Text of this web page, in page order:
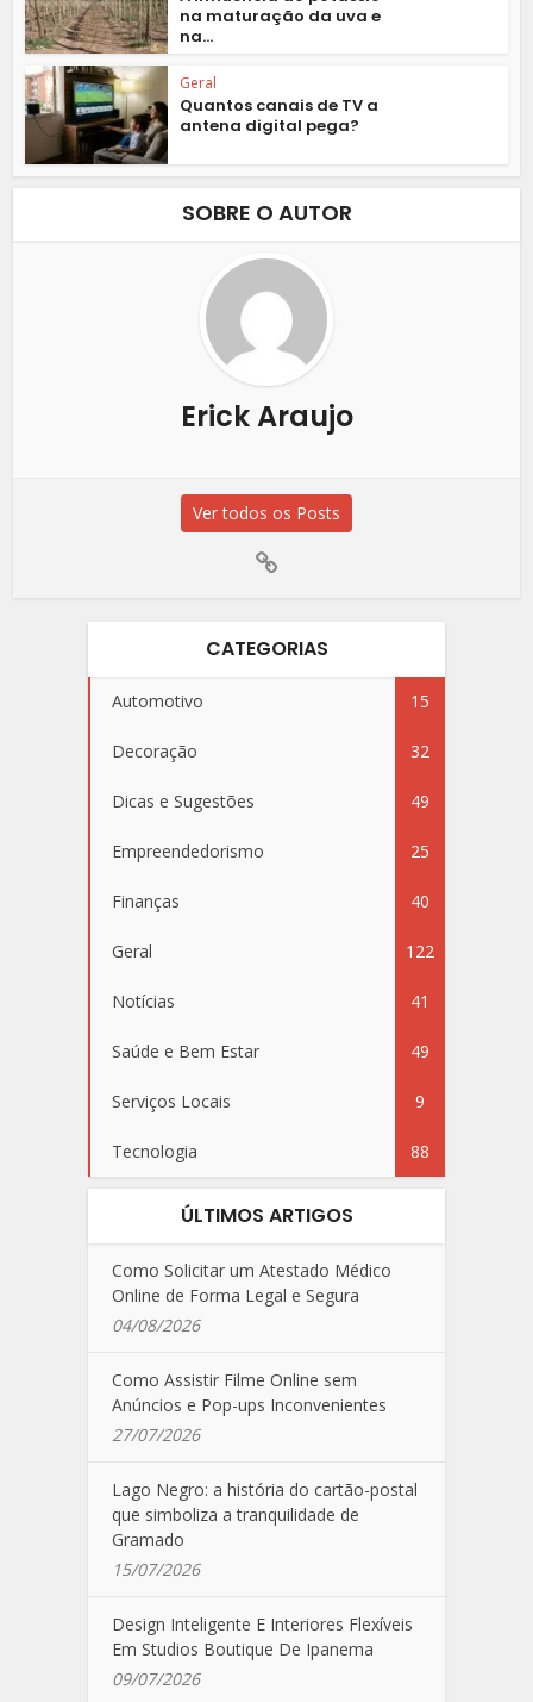
na maturação da uva e
na...
Geral
Quantos canais de TV a
antena digital pega?
SOBRE O AUTOR
Erick Araujo
Ver todos os Posts
CATEGORIAS
Automotivo 15
Decoração 32
Dicas e Sugestões 49
Empreendedorismo 25
Finanças 40
Geral 122
Notícias 41
Saúde e Bem Estar 49
Serviços Locais 9
Tecnologia 88
ÚLTIMOS ARTIGOS
Como Solicitar um Atestado Médico
Online de Forma Legal e Segura
04/08/2026
Como Assistir Filme Online sem
Anúncios e Pop-ups Inconvenientes
27/07/2026
Lago Negro: a história do cartão-postal
que simboliza a tranquilidade de
Gramado
15/07/2026
Design Inteligente E Interiores Flexíveis
Em Studios Boutique De Ipanema
09/07/2026